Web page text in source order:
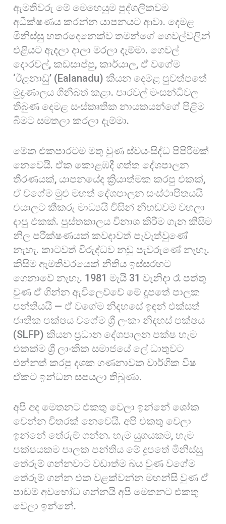
ඇමතිවරු මේ මෙහෙයුම පුද්ගලිකවම
අධීක්ෂණය කරන්න යාපනයට ආවා. දෙමළ
මිනිස්සු හතරදෙනෙක්ව තමන්ගේ ගෙවල්වලින්
එළියට ඇදලා දාලා මරලා දැම්මා. ගෙවල්
දොරවල්, කඩසාප්පු, කාර්යාල, ඒ වගේම
‘ඊළනාඩු’ (Ealanadu) කියන දෙමළ පුවත්පතේ
මුද්‍රණාලය ගිනිබත් කළා. පාරවල් මංසන්ධිවල
තිබුණ දෙමළ සංස්කෘතික නායකයන්ගේ පිළිම
බිමට සමතලා කරලා දැම්මා.
මේක එකපාරටම මතු වුණ ස්වයංසිද්ධ පිපිරීමක්
නෙවෙයි. ඒක කොළඹදී ගත්ත දේශපාලන
තීරණයක්, යාපනයේද ක්‍රියාත්මක කරපු එකක්,
ඒ වගේම මුළු මහත් දේශපාලන සංස්ථාපිතයයි
එයාලට කීකරු මාධ්‍යයි විසින් නිහඬවම වහලා
දාපු එකක්. පුස්තකාලය විනාශ කිරීම ගැන කිසිම
නිල පරීක්ෂණයක් කවදාවත් පැවැත්වුණේ
නැහැ. කාටවත් විරුද්ධව නඩු පැවරුණේ නැහැ.
කිසිම ඇමතිවරයෙක් නීතිය ඉස්සරහට
ගෙනාවේ නැහැ. 1981 මැයි 31 වැනිදා රෑ පත්තු
වුණ ඒ ගින්න ඇවිලෙව්වේ මේ දූපතේ පාලක
පන්තියයි — ඒ වගේම නිදහසේ ඉඳන් එක්සත්
ජාතික පක්ෂය වගේම ශ්‍රී ලංකා නිදහස් පක්ෂය
(SLFP) කියන ප්‍රධාන දේශපාලන පක්ෂ හැම
එකක්ම ශ්‍රී ලාංකික සමාජයේ ලේ ධාතුවට
එන්නත් කරපු දශක ගණනාවක වාර්ගික විෂ
ඒකට ඉන්ධන සපයලා තිබුණා.
අපි අද මෙතනට එකතු වෙලා ඉන්නේ ශෝක
වෙන්න විතරක් නෙවෙයි. අපි එකතු වෙලා
ඉන්නේ තේරුම් ගන්න. හැම යුගයකම, හැම
පක්ෂයකම පාලක පන්තිය මේ දූපතේ මිනිස්සු
තේරුම් ගන්නවාට වඩාත්ම බය වුණ වගේම
තේරුම් ගන්න එක වළක්වන්න මහන්සි වුණ ඒ
පාඩම් අවභෝධ ගන්නයි අපි මෙතනට එකතු
වෙලා ඉන්නේ.